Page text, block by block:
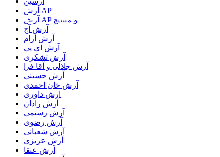
آرش AP
آرش AP و مسیح
آرش آج
آرش آرام
آرش ای پی
آرش تشکری
آرش جلالی و آقا فرا
آرش حسینی
آرش خان احمدی
آرش داوری
آرش رادان
آرش رستمى
آرش رضوی
آرش شعبانی
آرش عزیزی
آرش عنقا